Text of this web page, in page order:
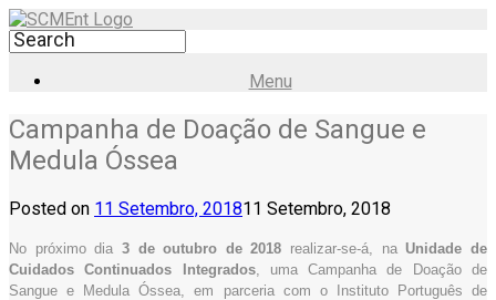
Menu
Campanha de Doação de Sangue e
Medula Óssea
Posted on 11 Setembro, 201811 Setembro, 2018
No próximo dia 3 de outubro de 2018 realizar-se-á, naUnidade de
Cuidados Continuados Integrados, uma Campanha de Doação de
Sangue e Medula Óssea, em parceria com o Instituto Português de